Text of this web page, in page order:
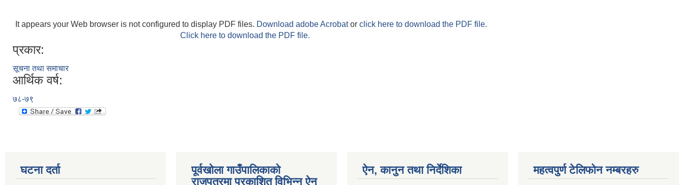
It appears your Web browser is not configured to display PDF files. Download adobe Acrobator click here to download the PDF file.
Click here to download the PDF file.
प्रकार:
सूचना तथा समाचार
आर्थिक वर्ष:
७८-७९
घटना दर्ता
पूर्वखोला गाउँपालिकाको
राजपत्रमा प्रकाशित विभिन्न ऐन
ऐन, कानुन तथा निर्देशिका महत्वपुर्ण टेलिफोन नम्बरहरु